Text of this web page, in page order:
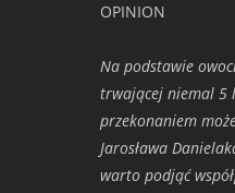
OPINION
Na podstawie
trwającej niemal 5
przekonaniem
Jarosława
warto podjąć